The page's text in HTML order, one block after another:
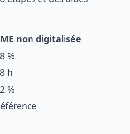
non digitalisée
%
h
%